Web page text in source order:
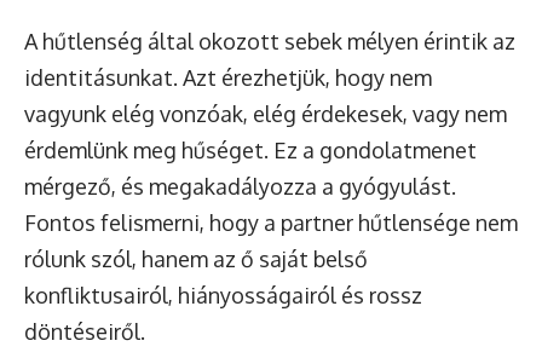
A hűtlenség által okozott sebek mélyen érintik az
identitásunkat. Azt érezhetjük, hogy nem
vagyunk elég vonzóak, elég érdekesek, vagy nem
érdemlünk meg hűséget. Ez a gondolatmenet
mérgező, és megakadályozza a gyógyulást.
Fontos felismerni, hogy a partner hűtlensége nem
rólunk szól, hanem az ő saját belső
konfliktusairól, hiányosságairól és rossz
döntéseiről.